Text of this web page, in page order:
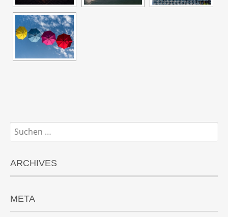
Suchen
nach:
ARCHIVES
META